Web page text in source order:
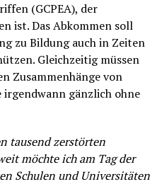
(GCPEA), der
ist. Das Abkommen soll
zu Bildung auch in Zeiten
Gleichzeitig müssen
Zusammenhänge von
gänzlich ohne
tausend zerstörten
möchte ich am Tag der
Schulen und Universitäten